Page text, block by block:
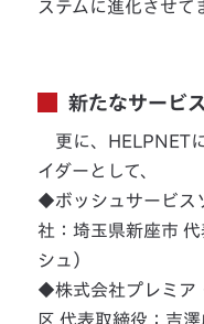
ステムに進化させて
新たなサービ
更に、HELPNET
イダーとして、
◆ボッシュサービス
社：埼玉県新座市
シュ）
◆株式会社プレミア
区 代表取締役：吉